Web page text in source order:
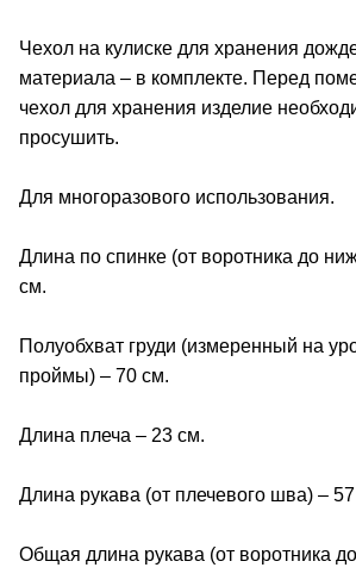
Чехол на кулиске для хранения
материала – в комплекте. Перед
чехол для хранения изделие
просушить.
Для многоразового использования.
Длина по спинке (от воротника до
см.
Полуобхват груди (измеренный на
проймы) – 70 см.
Длина плеча – 23 см.
Длина рукава (от плечевого шва) –
Общая длина рукава (от воротника